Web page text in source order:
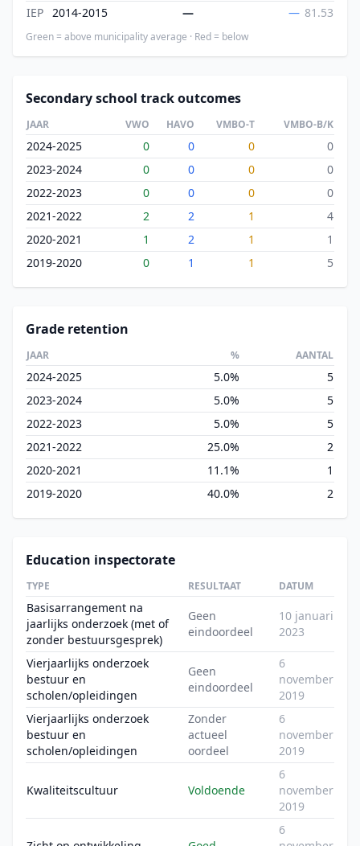
IEP 2014-2015 — — 81.53
Green = above municipality average · Red = below
Secondary school track outcomes
JAAR VWO HAVO VMBO-T VMBO-B/K
2024-2025 0 0 0
0
2023-2024
0 0 0
0
2022-2023
0 0 0
0
2021-2022
2 2 1
4
2020-2021
1 2 1
1
2019-2020
0 1 1 5
Grade retention
JAAR % AANTAL
2024-2025 5.0%
5
2023-2024
5.0%
5
2022-2023
5.0%
5
2021-2022
25.0%
2
2020-2021
11.1%
1
2019-2020
40.0% 2
Education inspectorate
TYPE RESULTAAT DATUM
Basisarrangement na
jaarlijks onderzoek (met of
zonder bestuursgesprek)
Geen
eindoordeel
10 januari
2023
Vierjaarlijks onderzoek
bestuur en
scholen/opleidingen
Geen
eindoordeel
6
november
2019
Vierjaarlijks onderzoek
bestuur en
scholen/opleidingen
Zonder
actueel
oordeel
6
november
2019
Kwaliteitscultuur Voldoende
6
november
2019
6